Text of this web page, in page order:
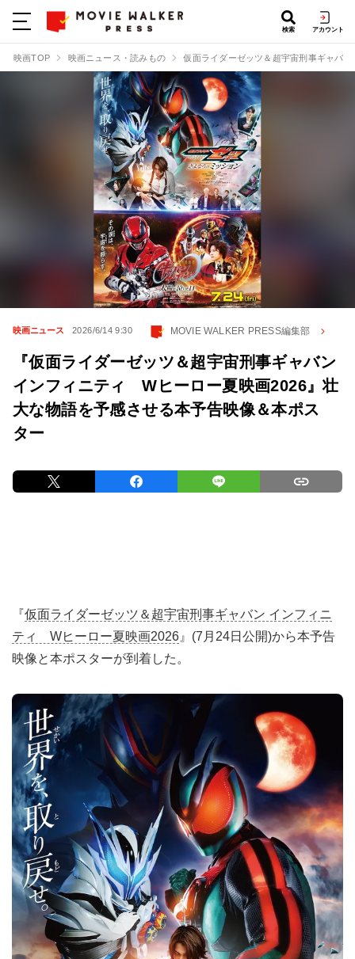
検索 アカウント
映画TOP 映画ニュース・読みもの 仮面ライダーゼッツ＆超宇宙刑事ギャバ
映画ニュース 2026/6/14 9:30 MOVIE WALKER PRESS編集部
『仮面ライダーゼッツ＆超宇宙刑事ギャバン
インフィニティ Wヒーロー夏映画2026』壮
大な物語を予感させる本予告映像＆本ポス
ター
『仮面ライダーゼッツ＆超宇宙刑事ギャバン インフィニ
ティ Wヒーロー夏映画2026 』(7月24日公開)から本予告
映像と本ポスターが到着した。